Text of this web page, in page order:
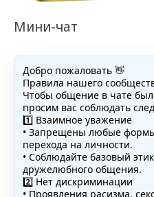
Мини-чат
Добро пожаловать 👋
Правила нашего
Чтобы общение в чате
просим вас соблюдать
1️⃣ Взаимное уважение
• Запрещены любые
перехода на личности.
• Соблюдайте базовый
дружелюбного общения.
2️⃣ Нет дискриминации
• Проявления расизма,